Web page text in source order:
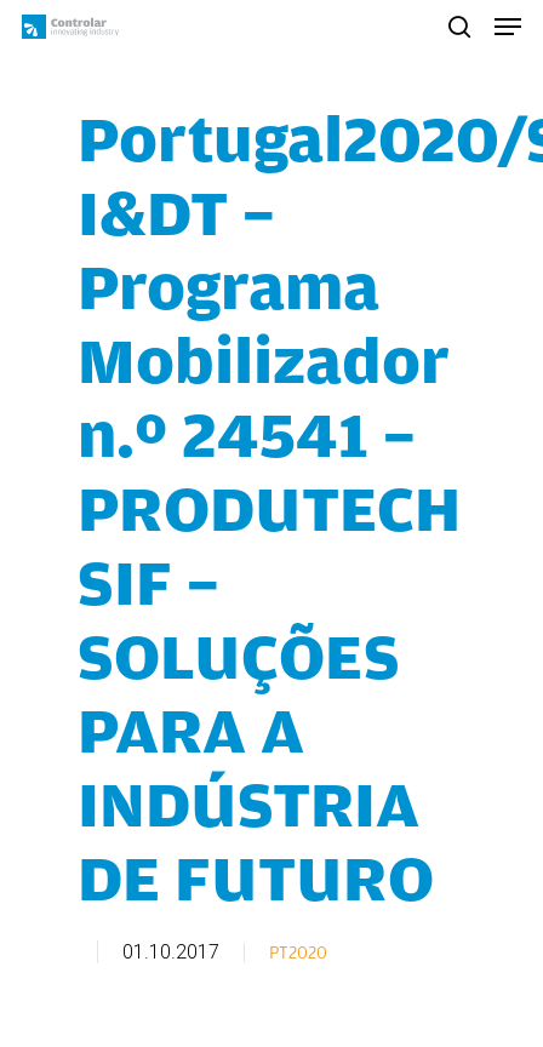
Skip
Portugal2020/
I&DT –
Programa
Mobilizador
n.º 24541 –
PRODUTECH
SIF –
SOLUÇÕES
PARA A
INDÚSTRIA
DE FUTURO
01.10.2017 PT2020